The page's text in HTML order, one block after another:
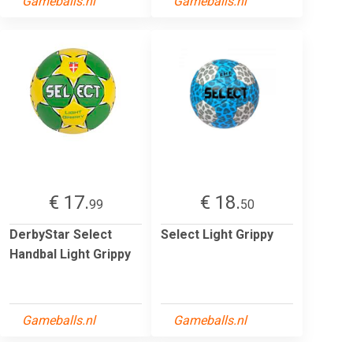
€ 17.99
DerbyStar Select
Handbal Light Grippy
Gameballs.nl
€ 18.50
Select Light Grippy
Gameballs.nl